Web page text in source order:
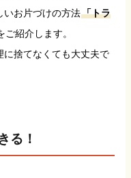
いお片づけの方法「トラ
ご紹介します。
に捨てなくても大丈夫で
る！